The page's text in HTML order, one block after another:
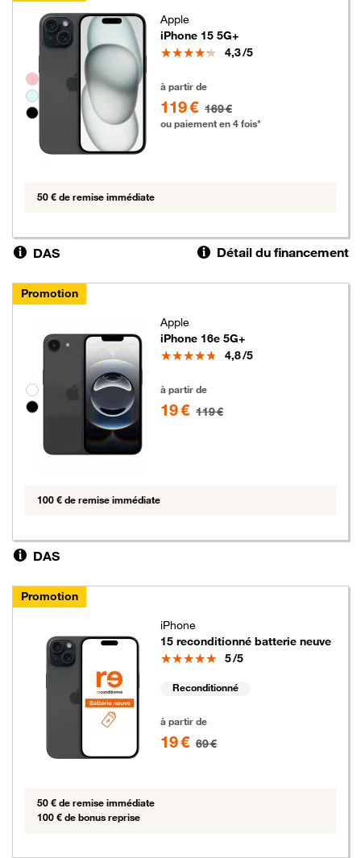
Groupe de couleurs disponibles non sélectionnables
Apple
iPhone 15 5G+
Note
4,3/5
à partir de
119 € 169 €
ou paiement en 4 fois*
50 € de remise immédiate
DAS Détail du financement
Promotion
Groupe de couleurs disponibles non sélectionnables
Apple
iPhone 16e 5G+
Note
4,8/5
à partir de
19 € 119 €
100 € de remise immédiate
DAS
Promotion
iPhone
15 reconditionné batterie neuve
Note
5/5
Reconditionné
à partir de
19 € 69 €
50 € de remise immédiate
100 € de bonus reprise